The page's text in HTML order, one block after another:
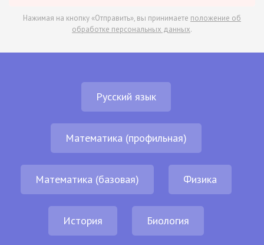
Нажимая на кнопку «Отправить», вы принимаете положение об
обработке персональных данных.
Русский язык
Математика (профильная)
Математика (базовая) Физика
История Биология